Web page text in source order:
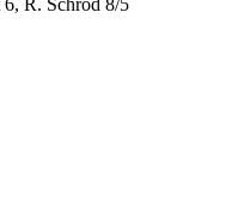
R. Schrod 8/5